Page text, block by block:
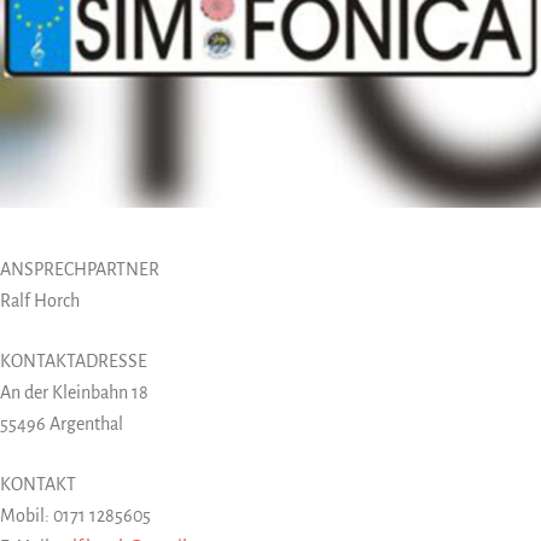
ANSPRECHPARTNER
Ralf Horch
KONTAKTADRESSE
An der Kleinbahn 18
55496 Argenthal
KONTAKT
Mobil: 0171 1285605